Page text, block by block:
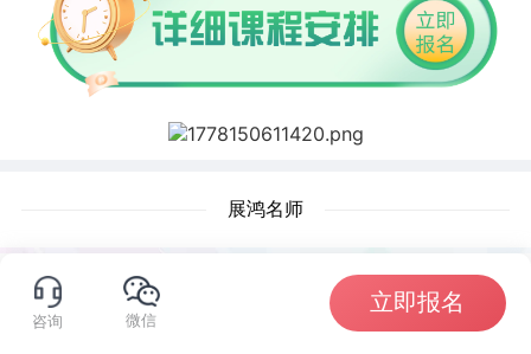
展鸿名师
咨询 微信
立即报名